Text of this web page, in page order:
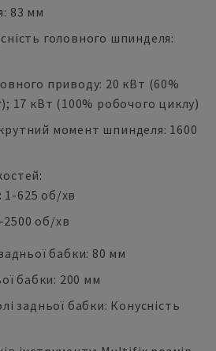
83 мм
головного шпинделя:
приводу: 20 кВт (60%
17 кВт (100% робочого циклу)
момент шпинделя: 1600
1-625 об/хв
2500 об/хв
бабки: 80 мм
бабки: 200 мм
задньої бабки: Конусність